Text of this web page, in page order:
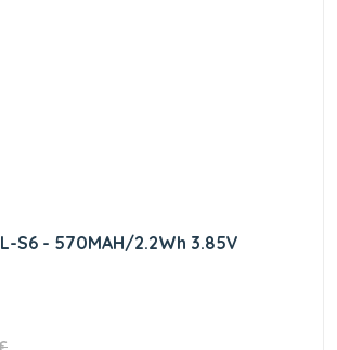
S6 - 570MAH/2.2Wh 3.85V